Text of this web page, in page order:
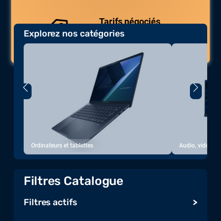
Explorez nos catégories
Ordinateurs et tablettes Audio, vidéo,
Filtres Catalogue
Filtres actifs
Tarifs négociés
Des prix compétitifs adaptés aux